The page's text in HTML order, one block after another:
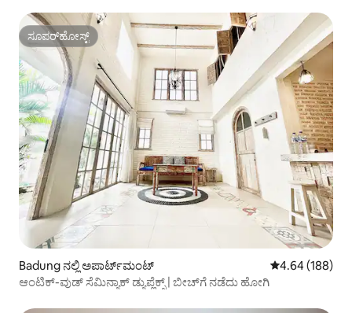
ಸೂಪರ್‌ಹೋಸ್ಟ್
ಸೂಪರ್‌ಹೋಸ್ಟ್
Badung ನಲ್ಲಿ ಅಪಾರ್ಟ್‌ಮಂಟ್ 5 ರಲ್ಲಿ 4.64
4.64 (188)
ಆಂಟಿಕ್-ವುಡ್ ಸೆಮಿನ್ಯಾಕ್ ಡ್ಯುಪ್ಲೆಕ್ಸ್ | ಬೀಚ್‌ಗೆ ನಡೆದು ಹೋಗಿ